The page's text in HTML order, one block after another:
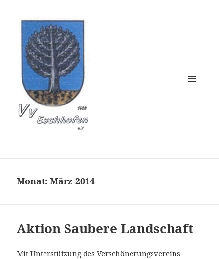
Monat:März 2014
Aktion Saubere Landschaft
Mit Unterstützung des Verschönerungsvereins